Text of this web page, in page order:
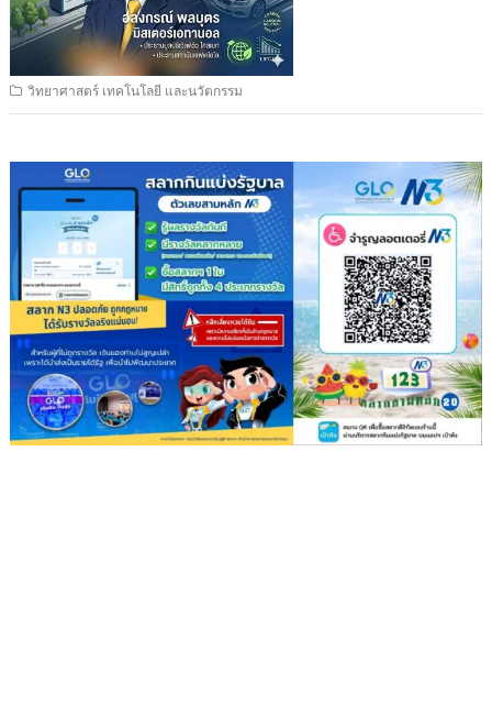
วิทยาศาสตร์ เทคโนโลยี และนวัตกรรม